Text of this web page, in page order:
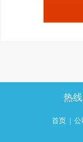
热线
首页 公